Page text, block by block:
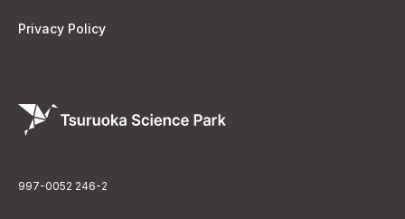
Privacy Policy
〒997-0052 山形県鶴岡市覚岸寺字水上246-2